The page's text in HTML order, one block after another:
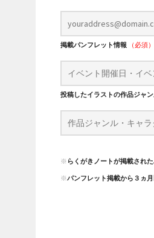
掲載パンフレット情報 （必須）
投稿したイラストの作品ジャ
※ らくがきノートが掲載され
※パンフレット掲載から３ヵ